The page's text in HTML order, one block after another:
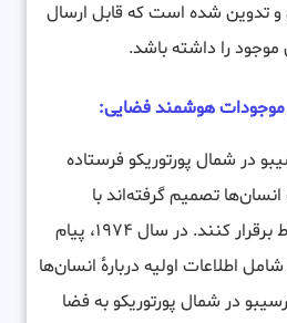
تدوین شده است که قابل ارسال
موجود را داشته باشد.
موجودات هوشمند فضایی:
در شمال پورتوریکو فرستاده
تصمیم گرفته‌اند با
موجودات فرازمینی ارتباط برقرار کنند. در سال ۱۹۷۴، پیام
اطلاعات اولیه دربارهٔ انسان‌ها
در شمال پورتوریکو به فضا